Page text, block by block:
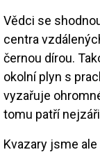
Vědci se
centra
černou dírou.
okolní plyn s
vyzařuje
tomu patří
Kvazary jsme